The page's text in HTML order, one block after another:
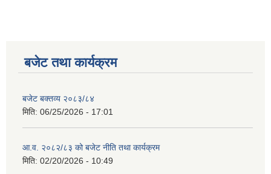
बजेट तथा कार्यक्रम
बजेट बक्तव्य २०८३/८४
मिति: 06/25/2026 - 17:01
आ.व. २०८२/८३ को बजेट नीति तथा कार्यक्रम
मिति: 02/20/2026 - 10:49